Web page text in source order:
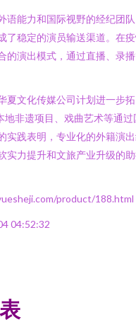
语能力和国际视野的经纪团
了稳定的演员输送渠道。在
的演出模式，通过直播、录
夏文化传媒公司计划进一步拓
地非遗项目、戏曲艺术等通过
实践表明，专业化的外籍演
实力提升和文旅产业升级的
product/188.html
04:52:32